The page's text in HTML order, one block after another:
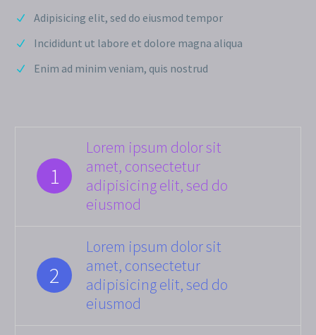
Adipisicing elit, sed do eiusmod tempor
Incididunt ut labore et dolore magna aliqua
Enim ad minim veniam, quis nostrud
1
Lorem ipsum dolor sit
amet, consectetur
adipisicing elit, sed do
eiusmod
2
Lorem ipsum dolor sit
amet, consectetur
adipisicing elit, sed do
eiusmod